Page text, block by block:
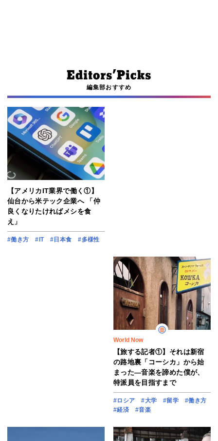
編集部おすすめ
【アメリカIT業界で働く①】
仙台から米テック企業へ 「仲
良くなりたければメシを食
え」
#働き方 #IT #日本食 #多様性
World Now
【旅する記者①】それは新宿
の路地裏「コーシカ」から始
まった―音楽を諦めた僕が、
特派員を目指すまで
#ロシア #大学 #留学
#働き方
#経済
#音楽